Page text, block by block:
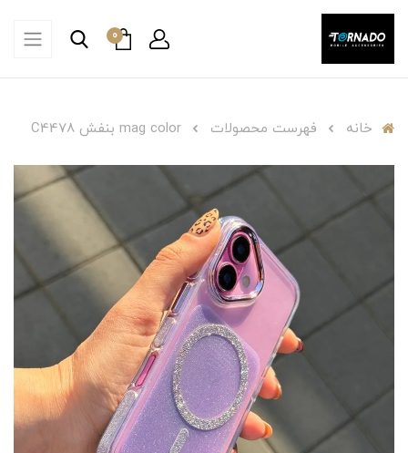
0
خانه فهرست محصولات mag color بنفش C4478